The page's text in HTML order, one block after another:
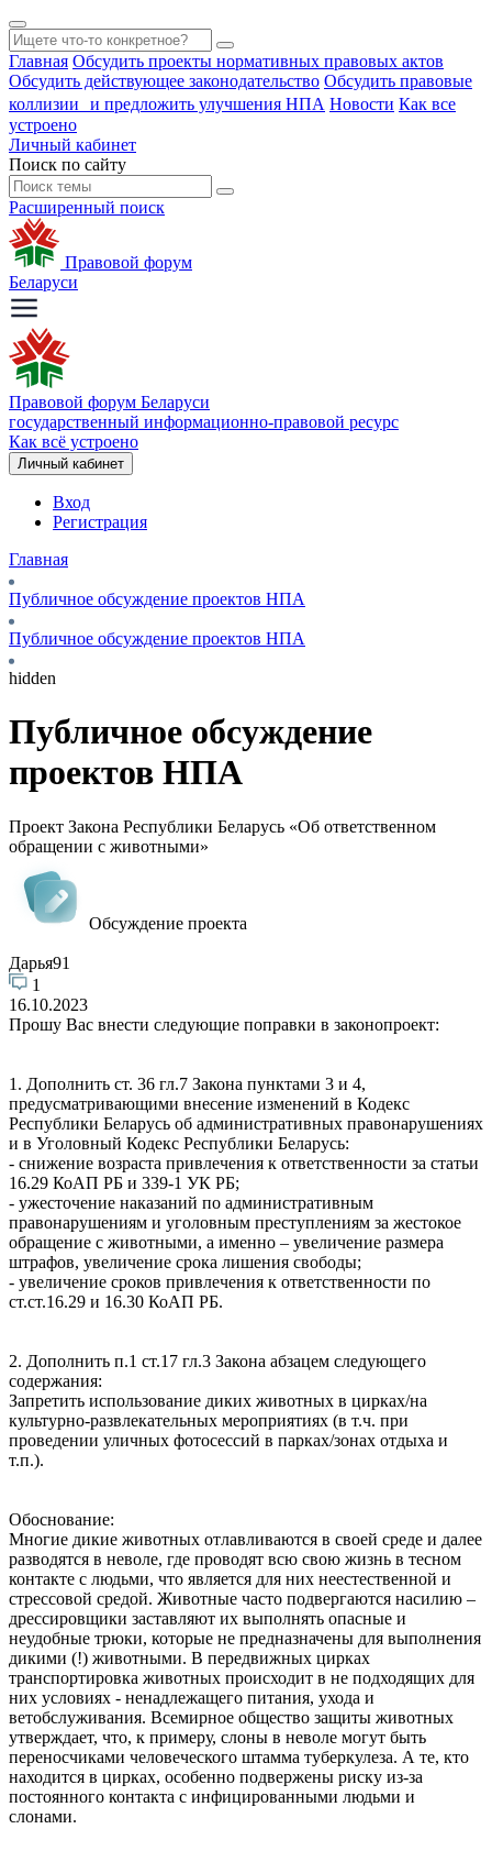
Главная Обсудить проекты нормативных правовых актов
Обсудить действующее законодательство Обсудить правовые
коллизии и предложить улучшения НПА Новости Как все
устроено
Личный кабинет
Поиск по сайту
Расширенный поиск
Правовой форум
Беларуси
Правовой форум Беларуси
государственный информационно-правовой ресурс
Как всё устроено
Личный кабинет
Вход
Регистрация
Главная
Публичное обсуждение проектов НПА
Публичное обсуждение проектов НПА
hidden
Публичное обсуждение
проектов НПА
Проект Закона Республики Беларусь «Об ответственном
обращении с животными»
Обсуждение проекта
Дарья91
1
16.10.2023
Прошу Вас внести следующие поправки в законопроект:
1. Дополнить ст. 36 гл.7 Закона пунктами 3 и 4,
предусматривающими внесение изменений в Кодекс
Республики Беларусь об административных правонарушениях
и в Уголовный Кодекс Республики Беларусь:
- снижение возраста привлечения к ответственности за статьи
16.29 КоАП РБ и 339-1 УК РБ;
- ужесточение наказаний по административным
правонарушениям и уголовным преступлениям за жестокое
обращение с животными, а именно – увеличение размера
штрафов, увеличение срока лишения свободы;
- увеличение сроков привлечения к ответственности по
ст.ст.16.29 и 16.30 КоАП РБ.
2. Дополнить п.1 ст.17 гл.3 Закона абзацем следующего
содержания:
Запретить использование диких животных в цирках/на
культурно-развлекательных мероприятиях (в т.ч. при
проведении уличных фотосессий в парках/зонах отдыха и
т.п.).
Обоснование:
Многие дикие животных отлавливаются в своей среде и далее
разводятся в неволе, где проводят всю свою жизнь в тесном
контакте с людьми, что является для них неестественной и
стрессовой средой. Животные часто подвергаются насилию –
дрессировщики заставляют их выполнять опасные и
неудобные трюки, которые не предназначены для выполнения
дикими (!) животными. В передвижных цирках
транспортировка животных происходит в не подходящих для
них условиях - ненадлежащего питания, ухода и
ветобслуживания. Всемирное общество защиты животных
утверждает, что, к примеру, слоны в неволе могут быть
переносчиками человеческого штамма туберкулеза. А те, кто
находится в цирках, особенно подвержены риску из-за
постоянного контакта с инфицированными людьми и
слонами.